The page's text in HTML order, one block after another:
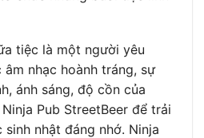
tiệc là một người yêu
nhạc hoành tráng, sự
ánh sáng, độ cồn của
Pub StreetBeer để trải
nhật đáng nhớ. Ninja